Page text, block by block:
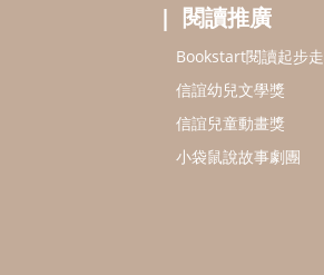
閱讀推廣
Bookstart閱讀起步走
信誼幼兒文學獎
信誼兒童動畫獎
小袋鼠說故事劇團